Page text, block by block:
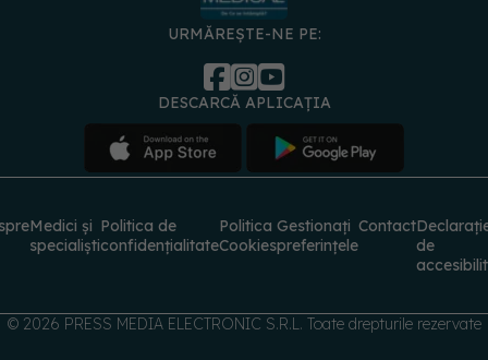
URMĂREȘTE-NE PE:
DESCARCĂ APLICAȚIA
Medici și
specialiști
Politica de
confidențialitate
Politica
Cookies
Gestionați
preferințele
Contact
de
© 2026 PRESS MEDIA ELECTRONIC S.R.L. Toate drepturile rezervate